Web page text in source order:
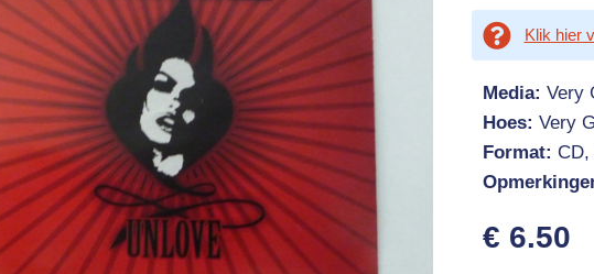
Klik hier
Media: Very
Hoes: Very
Format:
€ 6.50